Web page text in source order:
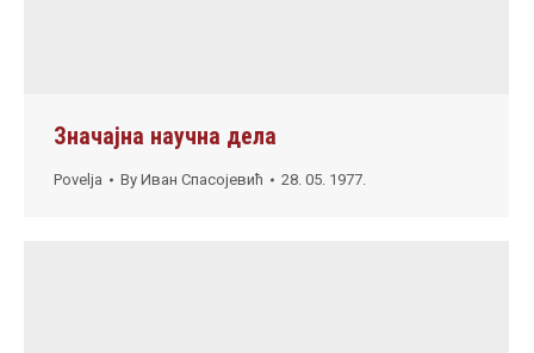
Значајна научна дела
Povelja By Иван Спасојевић 28. 05. 1977.